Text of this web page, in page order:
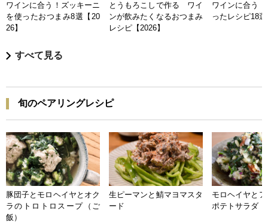
ワインに合う！ズッキーニ
を使ったおつまみ8選【20
26】
とうもろこしで作る ワイ
ンが飲みたくなるおつまみ
レシピ【2026】
ワインに合う
ったレシピ18
すべて見る
旬のペアリングレシピ
豚団子とモロヘイヤとオク
ラのトロトロスープ（ご
飯）
生ピーマンと鯖マヨマスタ
ード
モロヘイヤと
ポテトサラダ